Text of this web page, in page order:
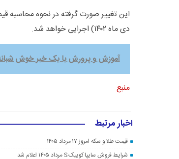
دی ماه ١۴٠٢) اجرایی خواهد شد.
آموزش و پرورش با یک خبر خوش شبانه
منبع
اخبار مرتبط
قیمت طلا و سکه امروز ۱۷ مرداد ۱۴۰۵
شرایط فروش سایپا کوییک S مرداد ۱۴۰۵ اعلام شد